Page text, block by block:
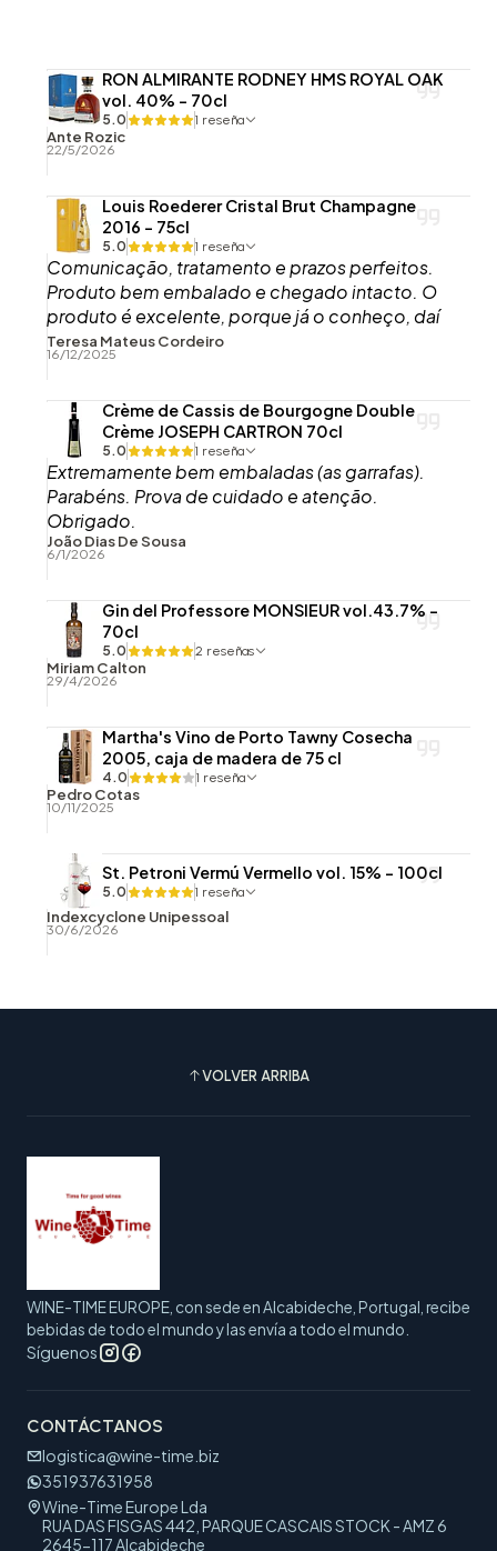
RON ALMIRANTE RODNEY HMS ROYAL OAK
vol. 40% - 70cl
5.0 1 reseña
Ante Rozic
22/5/2026
Louis Roederer Cristal Brut Champagne
2016 - 75cl
5.0 1 reseña
Comunicação, tratamento e prazos perfeitos.
Produto bem embalado e chegado intacto. O
produto é excelente, porque já o conheço, daí
o ter comprado, embora esta garrafa agora
recebida ainda não tenha sido aberta.
Teresa Mateus Cordeiro
16/12/2025
Crème de Cassis de Bourgogne Double
Crème JOSEPH CARTRON 70cl
5.0 1 reseña
Extremamente bem embaladas (as garrafas).
Parabéns. Prova de cuidado e atenção.
Obrigado.
João Dias De Sousa
6/1/2026
Gin del Professore MONSIEUR vol.43.7% -
70cl
5.0 2 reseñas
Miriam Calton
29/4/2026
Martha's Vino de Porto Tawny Cosecha
2005, caja de madera de 75 cl
4.0 1 reseña
Pedro Cotas
10/11/2025
St. Petroni Vermú Vermello vol. 15% - 100cl
5.0 1 reseña
Indexcyclone Unipessoal
30/6/2026
VOLVER ARRIBA
WINE-TIME EUROPE, con sede en Alcabideche, Portugal, recibe
bebidas de todo el mundo y las envía a todo el mundo.
Síguenos
CONTÁCTANOS
logistica@wine-time.biz
351937631958
Wine-Time Europe Lda
RUA DAS FISGAS 442, PARQUE CASCAIS STOCK - AMZ 6
2645-117 Alcabideche